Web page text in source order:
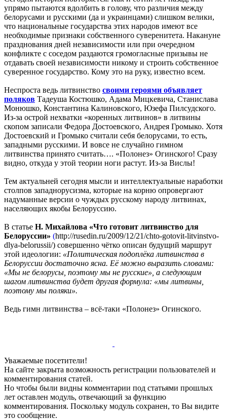
упрямо пытаются вдолбить в голову, что различия между
белорусами и русскими (да и украинцами) слишком велики,
что национальные государства этих народов имеют все
необходимые признаки собственного суверенитета. Накануне
празднования дней независимости или при очередном
конфликте с соседом раздаются громогласные призывы не
отдавать своей независимости никому и строить собственное
суверенное государство. Кому это на руку, известно всем.
Неспроста ведь литвинство своими героями объявляет
поляков Тадеуша Костюшко, Адама Мицкевича, Станислава
Монюшко, Константина Калиновского, Юзефа Пилсудского.
Из-за острой нехватки «коренных литвинов» в литвины
скопом записали Федора Достоевского, Андрея Громыко. Хотя
Достоевский и Громыко считали себя белорусами, то есть,
западными русскими. И вовсе не случайно гимном
литвинства принято считать…. «Полонез» Огинского! Сразу
видно, откуда у этой теории ноги растут. Из-за Вислы!
Тем актуальней сегодня мысли и интеллектуальные наработки
столпов западнорусизма, которые на корню опровергают
надуманные версии о чуждых русскому народу литвинах,
населяющих якобы Белоруссию.
В статье Н. Михайлова «Что готовит литвинство для
Белоруссии» (http://rusedin.ru/2009/12/21/chto-gotovit-litvinstvo-
dlya-belorussii/) совершенно чётко описан будущий маршрут
этой идеологии: «Политическая подоплёка литвинства в
Белоруссии достаточно ясна. Её можно выразить словами:
«Мы не белорусы, поэтому мы не русские», а следующим
шагом литвинства будет другая формула: «мы литвины,
поэтому мы поляки».
Ведь гимн литвинства – всё-таки «Полонез» Огинского.
Уважаемые посетители!
На сайте закрыта возможность регистрации пользователей и
комментирования статей.
Но чтобы были видны комментарии под статьями прошлых
лет оставлен модуль, отвечающий за функцию
комментирования. Поскольку модуль сохранен, то Вы видите
это сообщение.